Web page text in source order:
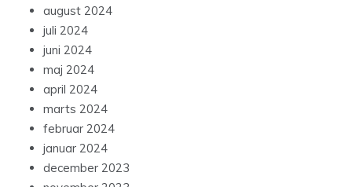
august 2024
juli 2024
juni 2024
maj 2024
april 2024
marts 2024
februar 2024
januar 2024
december 2023